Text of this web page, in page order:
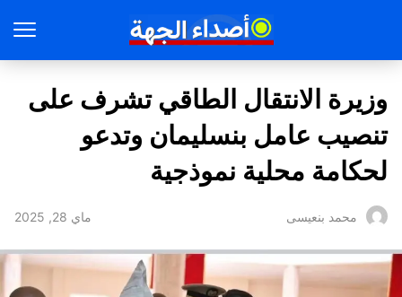
وزيرة الانتقال الطاقي تشرف على
تنصيب عامل بنسليمان وتدعو
لحكامة محلية نموذجية
محمد بنعيسى ماي 28, 2025